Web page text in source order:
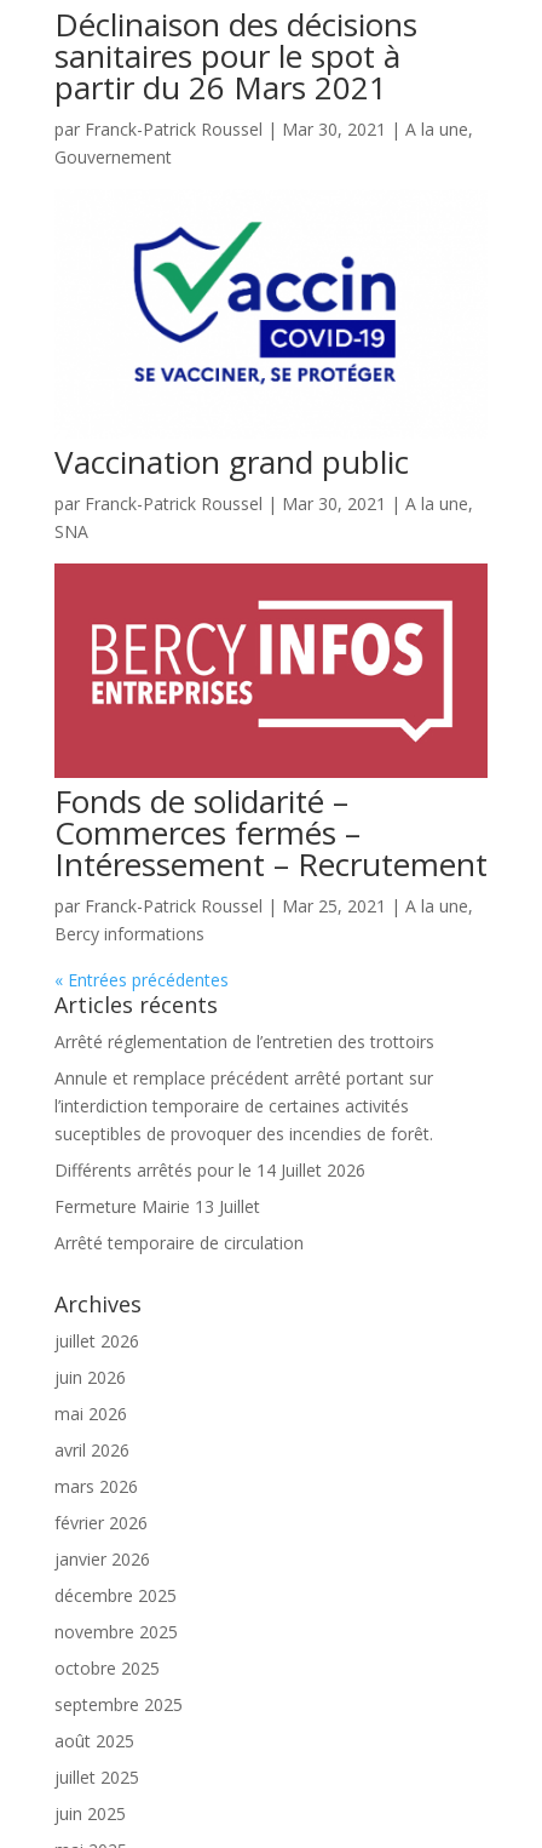
Déclinaison des décisions
sanitaires pour le spot à
partir du 26 Mars 2021
par Franck-Patrick Roussel | Mar 30, 2021 | A la une,
Gouvernement
Vaccination grand public
par Franck-Patrick Roussel | Mar 30, 2021 | A la une,
SNA
Fonds de solidarité –
Commerces fermés –
Intéressement – Recrutement
par Franck-Patrick Roussel | Mar 25, 2021 | A la une,
Bercy informations
« Entrées précédentes
Articles récents
Arrêté réglementation de l’entretien des trottoirs
Annule et remplace précédent arrêté portant sur
l’interdiction temporaire de certaines activités
suceptibles de provoquer des incendies de forêt.
Différents arrêtés pour le 14 Juillet 2026
Fermeture Mairie 13 Juillet
Arrêté temporaire de circulation
Archives
juillet 2026
juin 2026
mai 2026
avril 2026
mars 2026
février 2026
janvier 2026
décembre 2025
novembre 2025
octobre 2025
septembre 2025
août 2025
juillet 2025
juin 2025